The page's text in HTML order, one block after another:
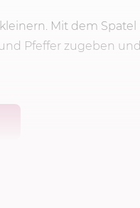
Mit dem Spatel
Pfeffer zugeben und